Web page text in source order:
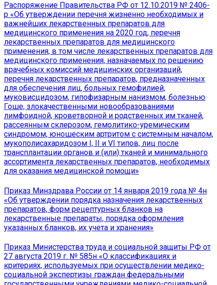
Распоряжение Правительства РФ от 12.10.2019 № 2406-
р «Об утверждении перечня жизненно необходимых и
важнейших лекарственных препаратов для
медицинского применения на 2020 год, перечня
лекарственных препаратов для медицинского
применения, в том числе лекарственных препаратов для
медицинского применения, назначаемых по решению
врачебных комиссий медицинских организаций,
перечня лекарственных препаратов, предназначенных
для обеспечения лиц, больных гемофилией,
муковисцидозом, гипофизарным нанизмом, болезнью
Гоше, злокачественными новообразованиями
лимфоидной, кроветворной и родственных им тканей,
рассеянным склерозом, гемолитико-уремическим
синдромом, юношеским артритом с системным началом,
мукополисахаридозом I, II и VI типов, лиц после
трансплантации органов и (или) тканей и минимального
ассортимента лекарственных препаратов, необходимых
для оказания медицинской помощи»
Приказ Минздрава России от 14 января 2019 года № 4н
«Об утверждении порядка назначения лекарственных
препаратов, форм рецептурных бланков на
лекарственные препараты, порядка оформления
указанных бланков, их учета и хранения»
Приказ Министерства труда и социальной защиты РФ от
27 августа 2019 г. № 585н «О классификациях и
критериях, используемых при осуществлении медико-
социальной экспертизы граждан федеральными